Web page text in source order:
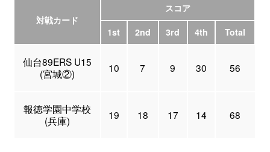
対戦カード
スコア
1st
2nd 3rd 4th Total
仙台89ERS U15
(宮城②)
10 7 9 30 56
報徳学園中学校
(兵庫)
19 18 17 14 68